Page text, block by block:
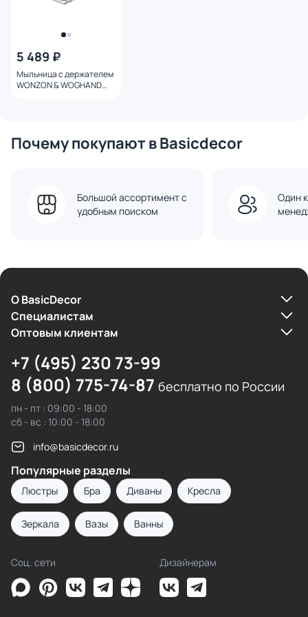
5 489 ₽
Мыльница с держателем
WONZON & WOGHAND
Почему покупают в Basicdecor
Большой ассортимент с
удобным поиском
Один
О BasicDecor
Cпециалистам
Оптовым клиентам
+7 (495) 230 73-99
8 (800) 775-74-87 бесплатно по России
пн - пт : 09:00 - 18:00
сб - вс : 10:00 - 18:00
info@basicdecor.ru
Популярные разделы
Люстры Бра Диваны Кресла
Зеркала Вазы Ванны
Соц. сети Дизайнерам